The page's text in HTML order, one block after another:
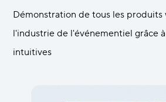
Démonstration de tous les produits
l'industrie de l'événementiel grâce
intuitives